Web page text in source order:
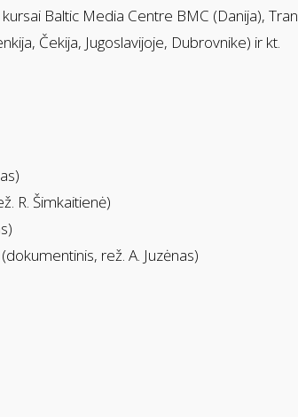
Baltic Media Centre BMC (Danija),
Čekija, Jugoslavijoje, Dubrovnike) ir kt.
R. Šimkaitienė)
rež. A. Juzėnas)